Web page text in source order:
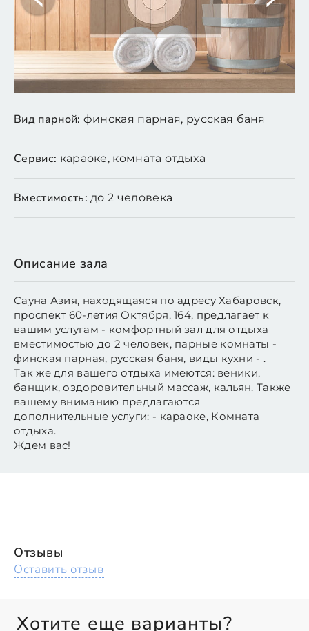
Вид парной: финская парная, русская баня
Сервис: караоке, комната отдыха
Вместимость: до 2 человека
Описание зала
Сауна Азия, находящаяся по адресу Хабаровск,
проспект 60-летия Октября, 164, предлагает к
вашим услугам - комфортный зал для отдыха
вместимостью до 2 человек, парные комнаты -
финская парная, русская баня, виды кухни - .
Так же для вашего отдыха имеются: веники,
банщик, оздоровительный массаж, кальян. Также
вашему вниманию предлагаются
дополнительные услуги: - караоке, Комната
отдыха.
Ждем вас!
Отзывы
Оставить отзыв
Хотите еще варианты?